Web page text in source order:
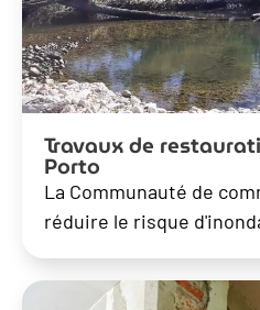
Travaux de
Porto
La Communauté de
réduire le risque